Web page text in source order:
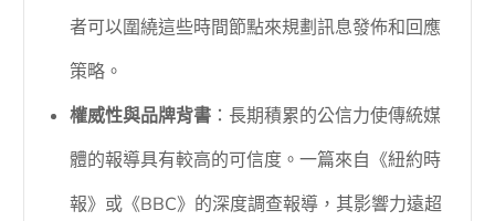
者可以圍繞這些時間節點來規劃訊息發佈和回應
策略。
權威性與品牌背書 ：長期積累的公信力使傳統媒
體的報導具有較高的可信度。一篇來自《紐約時
報》或《BBC》的深度調查報導，其影響力遠超